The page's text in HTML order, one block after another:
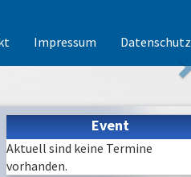
Impressum Datenschutz
Event
Aktuell sind keine Termine
vorhanden.